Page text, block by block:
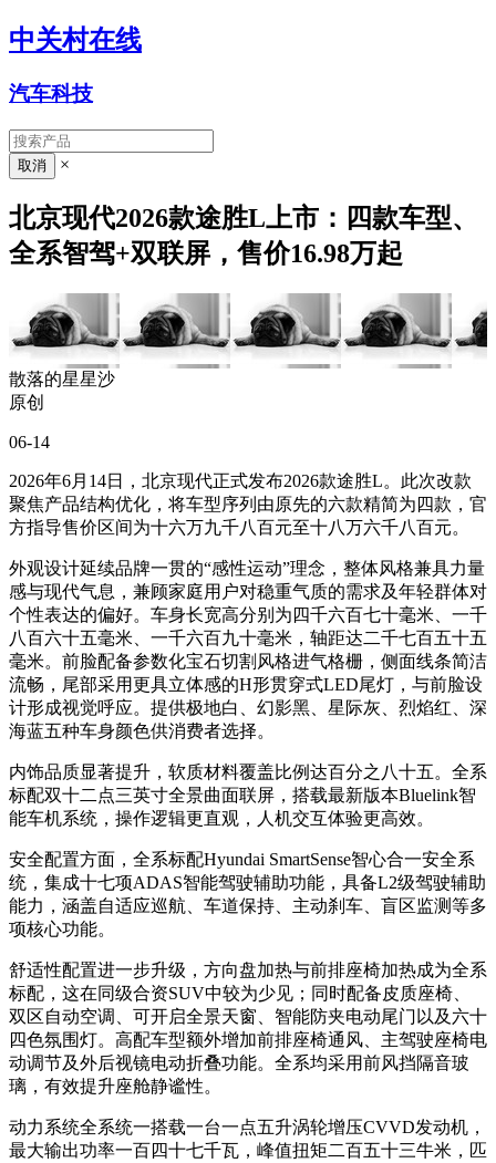
中关村在线
汽车科技
×
北京现代2026款途胜L上市：四款车型、
全系智驾+双联屏，售价16.98万起
散落的星星沙
原创
06-14
2026年6月14日，北京现代正式发布2026款途胜L。此次改款
聚焦产品结构优化，将车型序列由原先的六款精简为四款，官
方指导售价区间为十六万九千八百元至十八万六千八百元。
外观设计延续品牌一贯的“感性运动”理念，整体风格兼具力量
感与现代气息，兼顾家庭用户对稳重气质的需求及年轻群体对
个性表达的偏好。车身长宽高分别为四千六百七十毫米、一千
八百六十五毫米、一千六百九十毫米，轴距达二千七百五十五
毫米。前脸配备参数化宝石切割风格进气格栅，侧面线条简洁
流畅，尾部采用更具立体感的H形贯穿式LED尾灯，与前脸设
计形成视觉呼应。提供极地白、幻影黑、星际灰、烈焰红、深
海蓝五种车身颜色供消费者选择。
内饰品质显著提升，软质材料覆盖比例达百分之八十五。全系
标配双十二点三英寸全景曲面联屏，搭载最新版本Bluelink智
能车机系统，操作逻辑更直观，人机交互体验更高效。
安全配置方面，全系标配Hyundai SmartSense智心合一安全系
统，集成十七项ADAS智能驾驶辅助功能，具备L2级驾驶辅助
能力，涵盖自适应巡航、车道保持、主动刹车、盲区监测等多
项核心功能。
舒适性配置进一步升级，方向盘加热与前排座椅加热成为全系
标配，这在同级合资SUV中较为少见；同时配备皮质座椅、
双区自动空调、可开启全景天窗、智能防夹电动尾门以及六十
四色氛围灯。高配车型额外增加前排座椅通风、主驾驶座椅电
动调节及外后视镜电动折叠功能。全系均采用前风挡隔音玻
璃，有效提升座舱静谧性。
动力系统全系统一搭载一台一点五升涡轮增压CVVD发动机，
最大输出功率一百四十七千瓦，峰值扭矩二百五十三牛米，匹